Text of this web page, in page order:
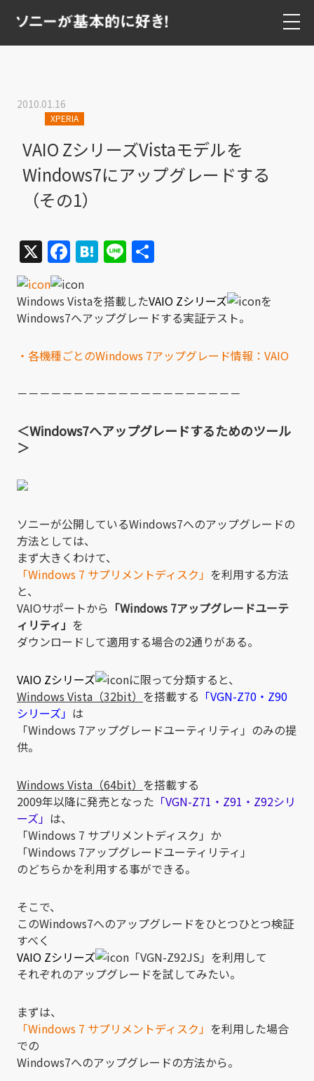
2010.01.16
XPERIA
VAIO ZシリーズVistaモデルを
Windows7にアップグレードする
（その1）
X Facebook
Hatena
Line
Windows Vistaを搭載したVAIO Zシリーズ
を
Windows7へアップグレードする実証テスト。
・各機種ごとのWindows 7アップグレード情報：VAIO
－－－－－－－－－－－－－－－－－－－－
＜Windows7へアップグレードするためのツール
＞
ソニーが公開しているWindows7へのアップグレードの
方法としては、
まず大きくわけて、
「Windows 7 サプリメントディスク」 を利用する方法
と、
VAIOサポートから 「Windows 7アップグレードユーテ
ィリティ」 を
ダウンロードして適用する場合の2通りがある。
VAIO Zシリーズ
に限って分類すると、
Windows Vista（32bit） を搭載する 「VGN-Z70・Z90
シリーズ」 は
「Windows 7アップグレードユーティリティ」のみの提
供。
Windows Vista（64bit） を搭載する
2009年以降に発売となった 「VGN-Z71・Z91・Z92シリ
ーズ」 は、
「Windows 7 サプリメントディスク」か
「Windows 7アップグレードユーティリティ」
のどちらかを利用する事ができる。
そこで、
このWindows7へのアップグレードをひとつひとつ検証
すべく
VAIO Zシリーズ
「VGN-Z92JS」を利用して
それぞれのアップグレードを試してみたい。
まずは、
「Windows 7 サプリメントディスク」 を利用した場合
での
Windows7へのアップグレードの方法から。